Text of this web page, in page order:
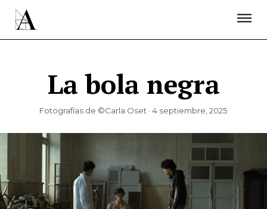
La bola negra
Fotografías de ©Carla Oset · 4 septiembre, 2025
ÚNETE A LA ACADEMIA DE CINE
PRENSA
NEWSLETTER